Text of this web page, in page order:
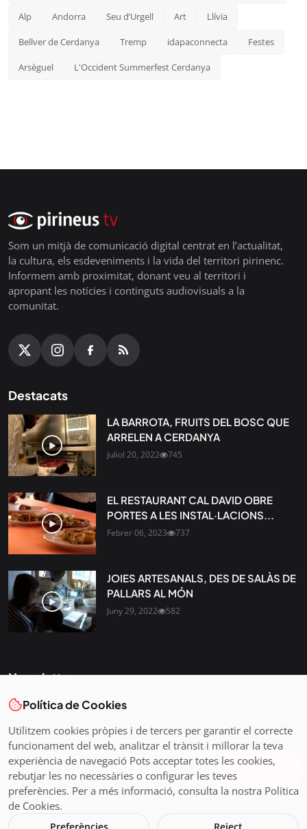
Alp Andorra Seu d’Urgell Art Llívia
Bellver de Cerdanya Tremp idapaconnecta Festes
Arsèguel L'Occident Summerfest Cerdanya
Som un mitjà de comunicació digital centrat en l’actualitat,
la cultura, els esdeveniments i la vida del territori pirinenc.
Informem amb proximitat, donant veu al territori i
apropant les notícies i continguts audiovisuals a la
comunitat.
Destacats
LA BARROTA, FRUITS DEL BOSC QUE
ARRELEN A CERDANYA
Juliol 20, 2022 745
EL RESTAURANT CAL DAVID OBRE
PORTES A LES INSTAL·LACIONS...
Febrer 06, 2023 737
JOIES ARTESANALS, DES DE SALÀS DE
PALLARS AL MÓN
Juny 29, 2022 582
Newsletter
Tota l’actualitat, seleccionada i enviada directament al teu
que importa.
Subscriu-te
Política de Cookies
Utilitzem cookies pròpies i de tercers per garantir el correcte
funcionament del web, analitzar el trànsit i millorar la teva
experiència de navegació Pots acceptar totes les cookies,
rebutjar les no necessàries o configurar les teves
preferències. Per a més informació, consulta la nostra Política
de Cookies.